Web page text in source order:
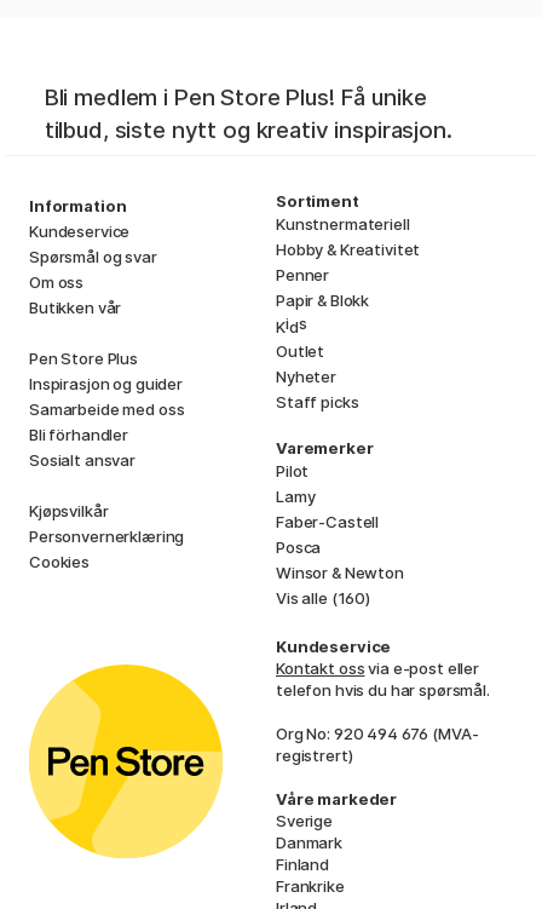
Bli medlem i Pen Store Plus! Få unike
tilbud, siste nytt og kreativ inspirasjon.
Information
Kundeservice
Spørsmål og svar
Om oss
Butikken vår
Pen Store Plus
Inspirasjon og guider
Samarbeide med oss
Bli förhandler
Sosialt ansvar
Kjøpsvilkår
Personvernerklæring
Cookies
Sortiment
Kunstnermateriell
Hobby & Kreativitet
Penner
Papir & Blokk
Kids
Outlet
Nyheter
Staff picks
Varemerker
Pilot
Lamy
Faber-Castell
Posca
Winsor & Newton
Vis alle (160)
Kundeservice
Kontakt ossvia e-post eller
telefon hvis du har spørsmål.
Org No: 920 494 676 (MVA-
registrert)
Våre markeder
Sverige
Danmark
Finland
Frankrike